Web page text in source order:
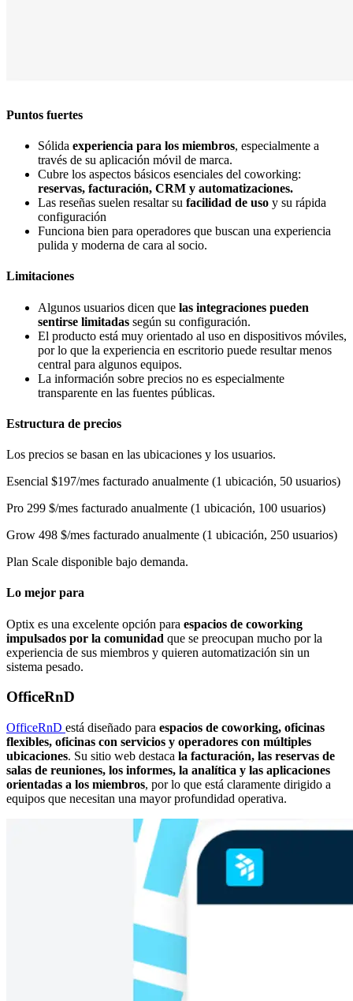
Puntos fuertes
Sólida experiencia para los miembros, especialmente a
través de su aplicación móvil de marca.
Cubre los aspectos básicos esenciales del coworking:
reservas, facturación, CRM y automatizaciones.
Las reseñas suelen resaltar su facilidad de uso y su rápida
configuración
Funciona bien para operadores que buscan una experiencia
pulida y moderna de cara al socio.
Limitaciones
Algunos usuarios dicen que las integraciones pueden
sentirse limitadas según su configuración.
El producto está muy orientado al uso en dispositivos móviles,
por lo que la experiencia en escritorio puede resultar menos
central para algunos equipos.
La información sobre precios no es especialmente
transparente en las fuentes públicas.
Estructura de precios
Los precios se basan en las ubicaciones y los usuarios.
Esencial $197/mes facturado anualmente (1 ubicación, 50 usuarios)
Pro 299 $/mes facturado anualmente (1 ubicación, 100 usuarios)
Grow 498 $/mes facturado anualmente (1 ubicación, 250 usuarios)
Plan Scale disponible bajo demanda.
Lo mejor para
Optix es una excelente opción para espacios de coworking
impulsados por la comunidad que se preocupan mucho por la
experiencia de sus miembros y quieren automatización sin un
sistema pesado.
OfficeRnD
OfficeRnD está diseñado para espacios de coworking, oficinas
flexibles, oficinas con servicios y operadores con múltiples
ubicaciones. Su sitio web destaca la facturación, las reservas de
salas de reuniones, los informes, la analítica y las aplicaciones
orientadas a los miembros, por lo que está claramente dirigido a
equipos que necesitan una mayor profundidad operativa.